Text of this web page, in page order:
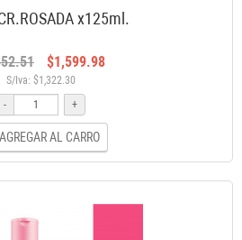
x125ml.
$1,599.98
S/Iva: $1,322.30
-
+
AGREGAR AL CARRO